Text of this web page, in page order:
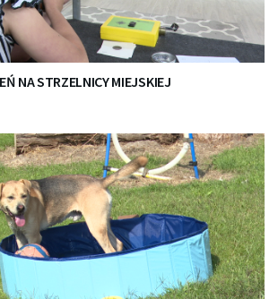
NA STRZELNICY MIEJSKIEJ